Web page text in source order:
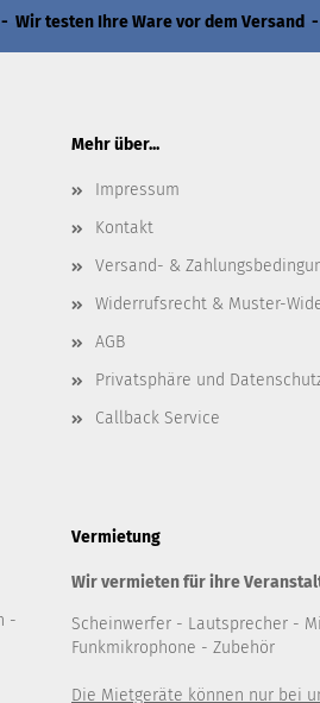
Wir testen Ihre Ware vor dem Versand
Mehr über...
Impressum
Kontakt
Versand- &
Widerrufsrecht & Muster-
AGB
Privatsphäre und
Callback Service
-
Vermietung
Wir vermieten für ihre
Scheinwerfer - Lautsprecher -
Funkmikrophone - Zubehör
Die Mietgeräte können nur bei